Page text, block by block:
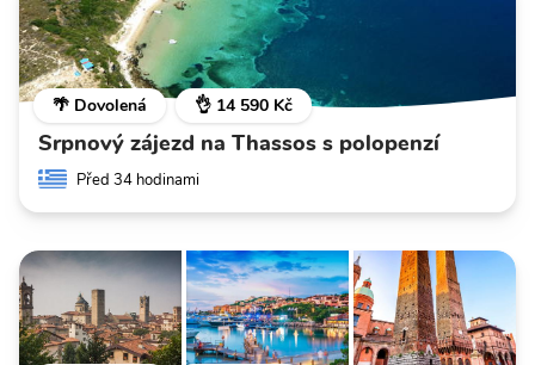
🌴 Dovolená 👌 14 590 Kč
Srpnový zájezd na Thassos s polopenzí
Před 34 hodinami